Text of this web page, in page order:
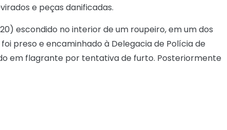
e peças danificadas.
escondido no interior de um roupeiro, em um dos
preso e encaminhado à Delegacia de Polícia de
em flagrante por tentativa de furto. Posteriormente